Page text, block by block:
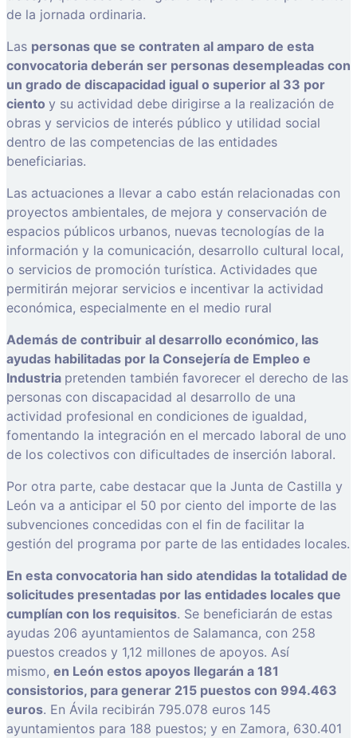
de la jornada ordinaria.
Las personas que se contraten al amparo de esta
convocatoria deberán ser personas desempleadas con
un grado de discapacidad igual o superior al 33 por
ciento y su actividad debe dirigirse a la realización de
obras y servicios de interés público y utilidad social
dentro de las competencias de las entidades
beneficiarias.
Las actuaciones a llevar a cabo están relacionadas con
proyectos ambientales, de mejora y conservación de
espacios públicos urbanos, nuevas tecnologías de la
información y la comunicación, desarrollo cultural local,
o servicios de promoción turística. Actividades que
permitirán mejorar servicios e incentivar la actividad
económica, especialmente en el medio rural
Además de contribuir al desarrollo económico, las
ayudas habilitadas por la Consejería de Empleo e
Industria pretenden también favorecer el derecho de las
personas con discapacidad al desarrollo de una
actividad profesional en condiciones de igualdad,
fomentando la integración en el mercado laboral de uno
de los colectivos con dificultades de inserción laboral.
Por otra parte, cabe destacar que la Junta de Castilla y
León va a anticipar el 50 por ciento del importe de las
subvenciones concedidas con el fin de facilitar la
gestión del programa por parte de las entidades locales.
En esta convocatoria han sido atendidas la totalidad de
solicitudes presentadas por las entidades locales que
cumplían con los requisitos. Se beneficiarán de estas
ayudas 206 ayuntamientos de Salamanca, con 258
puestos creados y 1,12 millones de apoyos. Así
mismo, en León estos apoyos llegarán a 181
consistorios, para generar 215 puestos con 994.463
euros. En Ávila recibirán 795.078 euros 145
ayuntamientos para 188 puestos; y en Zamora, 630.401